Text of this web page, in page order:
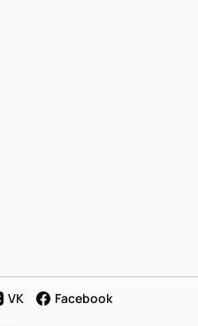
VK Facebook